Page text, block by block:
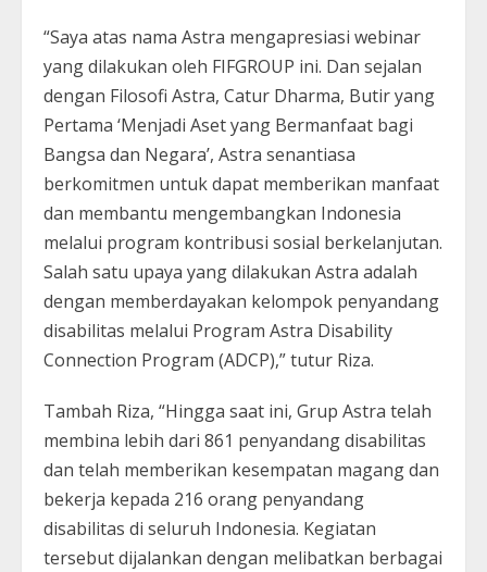
“Saya atas nama Astra mengapresiasi webinar
yang dilakukan oleh FIFGROUP ini. Dan sejalan
dengan Filosofi Astra, Catur Dharma, Butir yang
Pertama ‘Menjadi Aset yang Bermanfaat bagi
Bangsa dan Negara’, Astra senantiasa
berkomitmen untuk dapat memberikan manfaat
dan membantu mengembangkan Indonesia
melalui program kontribusi sosial berkelanjutan.
Salah satu upaya yang dilakukan Astra adalah
dengan memberdayakan kelompok penyandang
disabilitas melalui Program Astra Disability
Connection Program (ADCP),” tutur Riza.
Tambah Riza, “Hingga saat ini, Grup Astra telah
membina lebih dari 861 penyandang disabilitas
dan telah memberikan kesempatan magang dan
bekerja kepada 216 orang penyandang
disabilitas di seluruh Indonesia. Kegiatan
tersebut dijalankan dengan melibatkan berbagai